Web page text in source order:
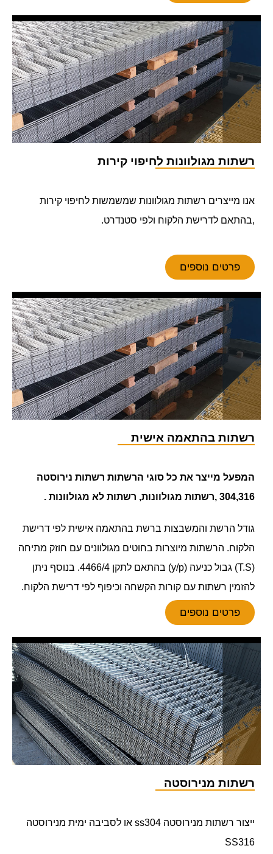
רשתות מגולוונות לחיפוי קירות
אנו מייצרים רשתות מגולוונות שמשמשות לחיפוי קירות
,בהתאם לדרישת הלקוח ולפי סטנדרט.
פרטים נוספים
רשתות בהתאמה אישית
המפעל מייצר את כל סוגי הרשתות רשתות נירוסטה
304,316 ,רשתות מגולוונות, רשתות לא מגולוונות .
גודל הרשת והמשבצות ברשת בהתאמה אישית לפי דרישת
הלקוח. הרשתות מיוצרות בחוטים מגולוונים עם חוזק מתיחה
(T.S) גבול כניעה (y/p) בהתאם לתקן 4466/4. בנוסף ניתן
להזמין רשתות עם קורות הקשחה וכיפוף לפי דרישת הלקוח.
פרטים נוספים
רשתות מנירוסטה
ייצור רשתות מנירוסטה ss304 או לסביבה ימית מנירוסטה
SS316